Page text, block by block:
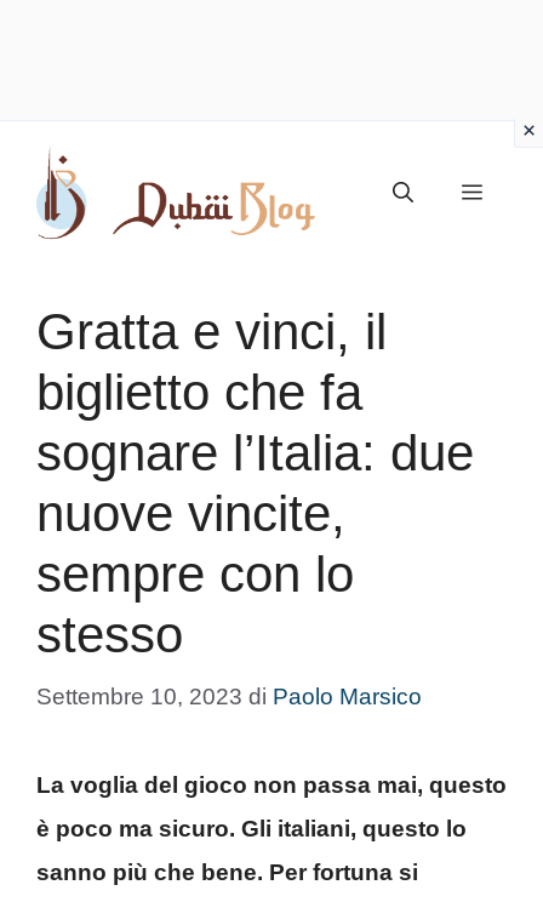
contenuto
Menu
Gratta e vinci, il
biglietto che fa
sognare l’Italia: due
nuove vincite,
sempre con lo
stesso
Settembre 10, 2023 di Paolo Marsico
La voglia del gioco non passa mai, questo
è poco ma sicuro. Gli italiani, questo lo
sanno più che bene. Per fortuna si